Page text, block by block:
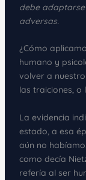
debe
adversas.
¿Cómo
humano y
volver a
las traiciones, o
La evidencia
estado, a esa
aún no
como decía
refería al ser